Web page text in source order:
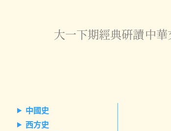
大一下期經典硏讀中
中國史
西方史